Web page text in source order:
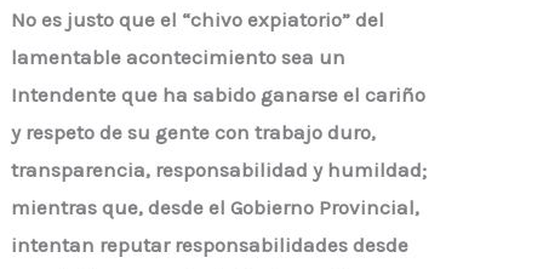
No es justo que el “chivo expiatorio” del
lamentable acontecimiento sea un
Intendente que ha sabido ganarse el cariño
y respeto de su gente con trabajo duro,
transparencia, responsabilidad y humildad;
mientras que, desde el Gobierno Provincial,
intentan reputar responsabilidades desde